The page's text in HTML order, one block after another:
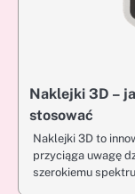
Naklejki 3D –
stosować
Naklejki 3D to
przyciąga uwagę
szerokiemu